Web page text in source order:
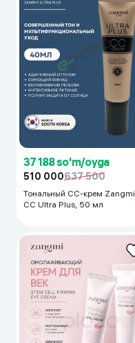
37 188 so'm/oyga
510 000637 500
Тональный CC-крем Zangmi
CC Ultra Plus, 50 мл